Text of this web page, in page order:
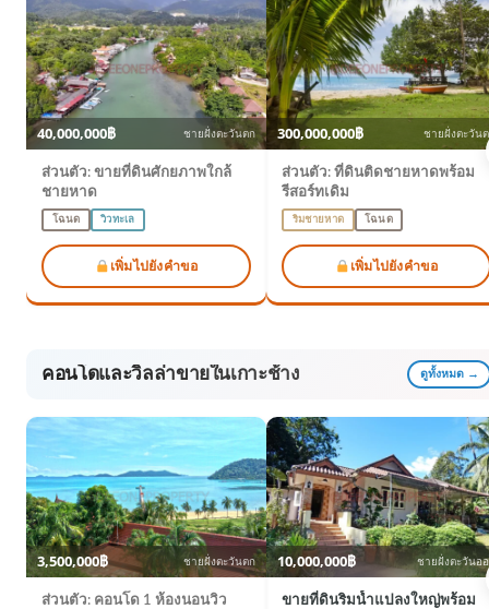
40,000,000฿ ชายฝั่งตะวันตก
ส่วนตัว: ขายที่ดินศักยภาพใกล้
ชายหาด
โฉนด วิวทะเล
เพิ่มไปยังคำขอ
300,000,000฿ ชายฝั่งตะวัน
ส่วนตัว: ที่ดินติดชายหาดพร้อม
รีสอร์ทเดิม
ริมชายหาด โฉนด
เพิ่มไปยังคำขอ
คอนโดและวิลล่าขายในเกาะช้าง ดูทั้งหมด →
3,500,000฿ ชายฝั่งตะวันตก
ส่วนตัว: คอนโด 1 ห้องนอนวิว
10,000,000฿ ชายฝั่งตะวันอ
ขายที่ดินริมน้ำแปลงใหญ่พร้อม